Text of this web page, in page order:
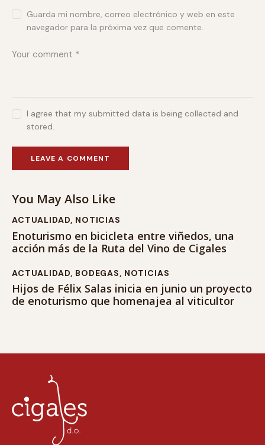
Guarda mi nombre, correo electrónico y web en este
navegador para la próxima vez que comente.
I agree that my submitted data is being collected and
stored.
You May Also Like
ACTUALIDAD, NOTICIAS
Enoturismo en bicicleta entre viñedos, una
acción más de la Ruta del Vino de Cigales
ACTUALIDAD, BODEGAS, NOTICIAS
Hijos de Félix Salas inicia en junio un proyecto
de enoturismo que homenajea al viticultor